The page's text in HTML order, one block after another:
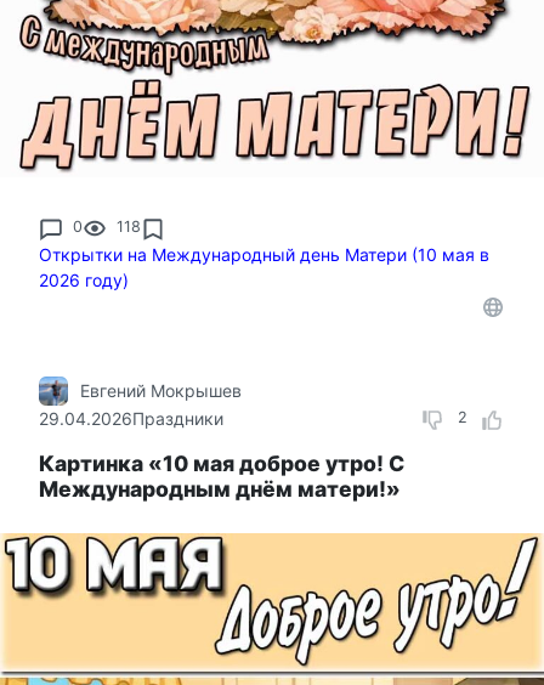
0 118
Открытки на Международный день Матери (10 мая в
2026 году)
2
Евгений Мокрышев
29.04.2026Праздники
Картинка «10 мая доброе утро! С
Международным днём матери!»